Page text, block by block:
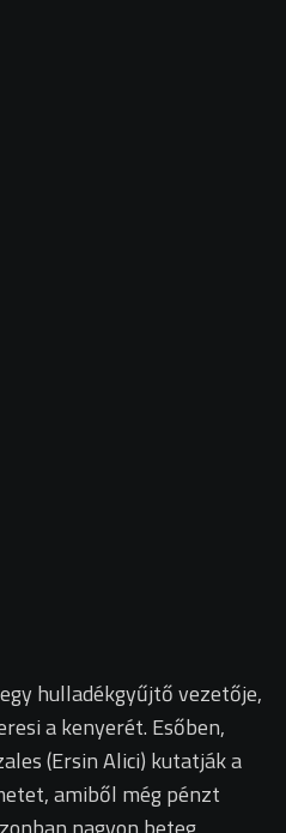
hulladékgyűjtő vezetője,
a kenyerét. Esőben,
(Ersin Alici) kutatják a
amiből még pénzt